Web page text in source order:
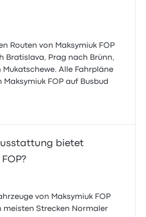
Routen von Maksymiuk FOP
Bratislava, Prag nach Brünn,
Mukatschewe. Alle Fahrpläne
Maksymiuk FOP auf Busbud
bietet
von Maksymiuk FOP
meisten Strecken Normaler